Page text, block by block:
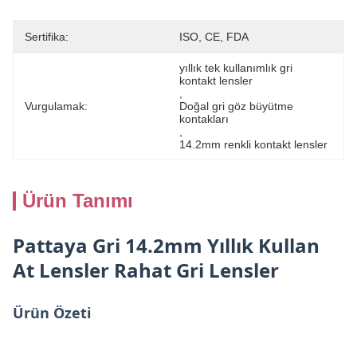
Sertifika: ISO, CE, FDA
Vurgulamak:
yıllık tek kullanımlık gri
kontakt lensler
Doğal gri göz büyütme
kontakları
14.2mm renkli kontakt lensler
Ürün Tanımı
Pattaya Gri 14.2mm Yıllık Kullan
At Lensler Rahat Gri Lensler
Ürün Özeti